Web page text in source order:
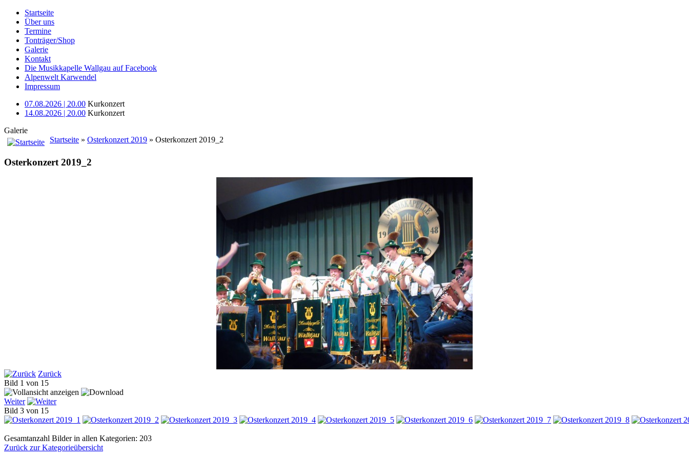
Startseite
Über uns
Termine
Tonträger/Shop
Galerie
Kontakt
Die Musikkapelle Wallgau auf Facebook
Alpenwelt Karwendel
Impressum
07.08.2026 | 20.00 Kurkonzert
14.08.2026 | 20.00 Kurkonzert
Galerie
Startseite » Osterkonzert 2019 » Osterkonzert 2019_2
Osterkonzert 2019_2
Zurück
Bild 1 von 15
Weiter
Bild 3 von 15
Gesamtanzahl Bilder in allen Kategorien: 203
Zurück zur Kategorieübersicht